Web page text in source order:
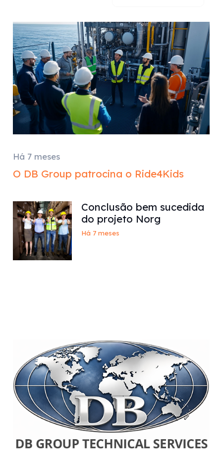
Há 7 meses
O DB Group patrocina o Ride4Kids
Conclusão bem sucedida
do projeto Norg
Há 7 meses